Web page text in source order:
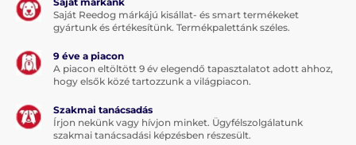
Saját Reedog márkájú kisállat- és smart termékeket
gyártunk és értékesítünk. Termékpalettánk széles.
9 éve a piacon
A piacon eltöltött 9 év elegendő tapasztalatot adott ahhoz,
hogy elsők közé tartozzunk a világpiacon.
Szakmai tanácsadás
Írjon nekünk vagy hívjon minket. Ügyfélszolgálatunk
szakmai tanácsadási képzésben részesült.